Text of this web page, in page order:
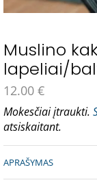
Muslino
lapeliai/
12.00 €
Mokesčiai įtraukti.
atsiskaitant.
APRAŠYMAS